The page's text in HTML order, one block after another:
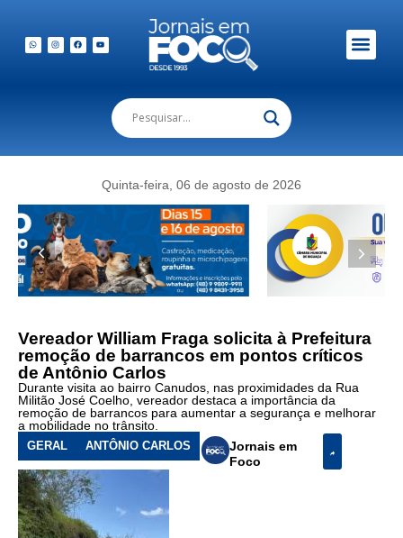
Quinta-feira, 06 de agosto de 2026
Vereador William Fraga solicita à Prefeitura
remoção de barrancos em pontos críticos
de Antônio Carlos
Durante visita ao bairro Canudos, nas proximidades da Rua
Militão José Coelho, vereador destaca a importância da
remoção de barrancos para aumentar a segurança e melhorar
a mobilidade no trânsito.
GERAL ANTÔNIO CARLOS
Jornais em
Foco